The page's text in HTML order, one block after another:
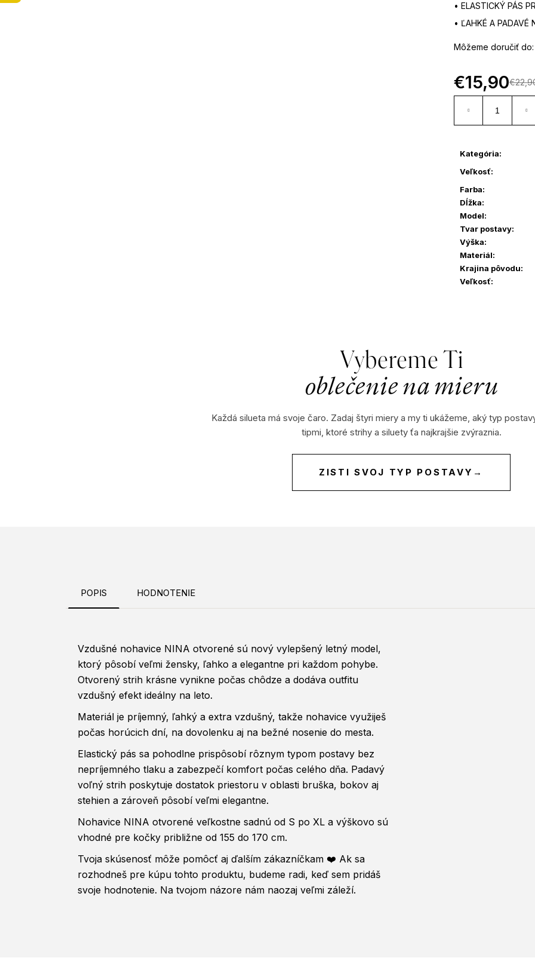
• ELASTICKÝ PÁS
• ĽAHKÉ A PADAVÉ
Môžeme doručiť do:
€15,90
Kategória:
Veľkosť:
Farba:
Dĺžka:
Model:
Tvar postavy:
Výška:
Materiál:
Krajina pôvodu:
Veľkosť:
Vybereme Ti
oblečenie na mieru
Každá silueta má svoje čaro. Zadaj štyri miery a my ti ukážeme, aký typ
tipmi, ktoré strihy a siluety ťa najkrajšie zvýraznia.
ZISTI SVOJ TYP POSTAVY →
POPIS HODNOTENIE
Vzdušné nohavice NINA otvorené sú nový vylepšený letný model,
ktorý pôsobí veľmi žensky, ľahko a elegantne pri každom pohybe.
Otvorený strih krásne vynikne počas chôdze a dodáva outfitu
vzdušný efekt ideálny na leto.
Materiál je príjemný, ľahký a extra vzdušný, takže nohavice využiješ
počas horúcich dní, na dovolenku aj na bežné nosenie do mesta.
Elastický pás sa pohodlne prispôsobí rôznym typom postavy bez
nepríjemného tlaku a zabezpečí komfort počas celého dňa. Padavý
voľný strih poskytuje dostatok priestoru v oblasti bruška, bokov aj
stehien a zároveň pôsobí veľmi elegantne.
Nohavice NINA otvorené veľkostne sadnú od S po XL a výškovo sú
vhodné pre kočky približne od 155 do 170 cm.
Tvoja skúsenosť môže pomôcť aj ďalším zákazníčkam ❤️ Ak sa
rozhodneš pre kúpu tohto produktu, budeme radi, keď sem pridáš
svoje hodnotenie. Na tvojom názore nám naozaj veľmi záleží.